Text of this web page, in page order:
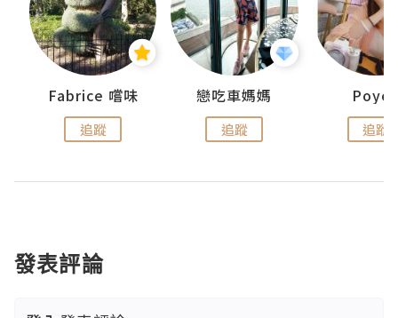
Fabrice 嚐味
追蹤
戀吃車媽媽
追蹤 追蹤
發表評論